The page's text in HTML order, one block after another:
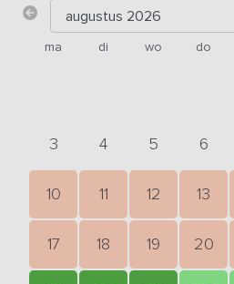
ma di wo do
3 4 5 6
10 11 12 13
17 18 19 20